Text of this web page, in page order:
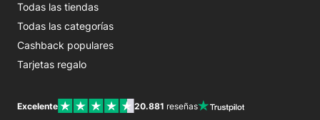
Todas las tiendas
Todas las categorías
Cashback populares
Tarjetas regalo
Excelente 20.881 reseñas